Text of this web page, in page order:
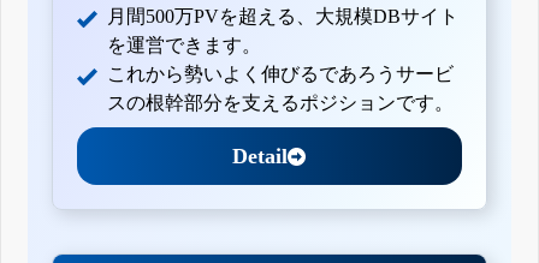
月間500万PVを超える、大規模DBサイト
を運営できます。
これから勢いよく伸びるであろうサービ
スの根幹部分を支えるポジションです。
Detail